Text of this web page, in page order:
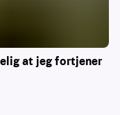
at jeg fortjener